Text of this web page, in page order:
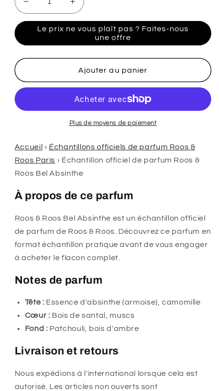
Réduire
la
quantité
échantillon
de
officiels
parfum
&amp;
Roos
Bel
Absinthe
ml
oz.
Augmenter
la
quantité
échantillon
de
parfum
officiels
de
parfum
de
&amp;
Roos
Absinthe
ml
oz.
Le prix ne vous plaît pas ? Faites-nous
une offre
Ajouter au panier
Plus de moyens de paiement
Accueil › Échantillons officiels de parfum Roos &
Roos Paris › Échantillon officiel de parfum Roos &
Roos Bel Absinthe
À propos de ce parfum
Roos & Roos Bel Absinthe est un échantillon officiel
de parfum de Roos & Roos. Découvrez ce parfum en
format échantillon pratique avant de vous engager
à acheter le flacon complet.
Notes de parfum
Tête : Essence d'absinthe (armoise), camomille
Cœur : Bois de santal, muscs
Fond : Patchouli, bois d'ambre
Livraison et retours
Nous expédions à l'international lorsque cela est
autorisé. Les articles non ouverts sont